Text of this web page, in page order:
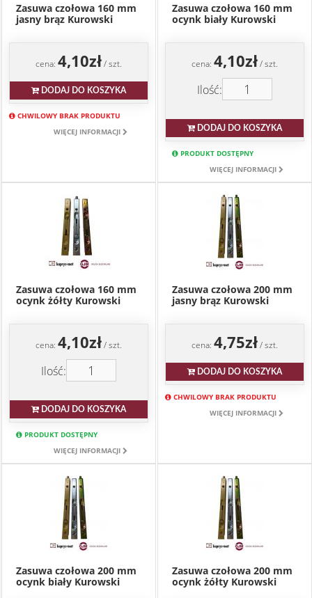
Zasuwa czołowa 160 mm
jasny brąz Kurowski
cena: 4,10zł/ szt.
DODAJ DO KOSZYKA
CHWILOWY BRAK PRODUKTU
WIĘCEJ INFORMACJI
Zasuwa czołowa 160 mm
ocynk biały Kurowski
cena: 4,10zł/ szt.
Ilość:
DODAJ DO KOSZYKA
PRODUKT DOSTĘPNY
WIĘCEJ INFORMACJI
Zasuwa czołowa 160 mm
ocynk żółty Kurowski
cena: 4,10zł/ szt.
Ilość:
DODAJ DO KOSZYKA
PRODUKT DOSTĘPNY
WIĘCEJ INFORMACJI
Zasuwa czołowa 200 mm
jasny brąz Kurowski
cena: 4,75zł/ szt.
DODAJ DO KOSZYKA
CHWILOWY BRAK PRODUKTU
WIĘCEJ INFORMACJI
Zasuwa czołowa 200 mm
ocynk biały Kurowski
Zasuwa czołowa 200 mm
ocynk żółty Kurowski